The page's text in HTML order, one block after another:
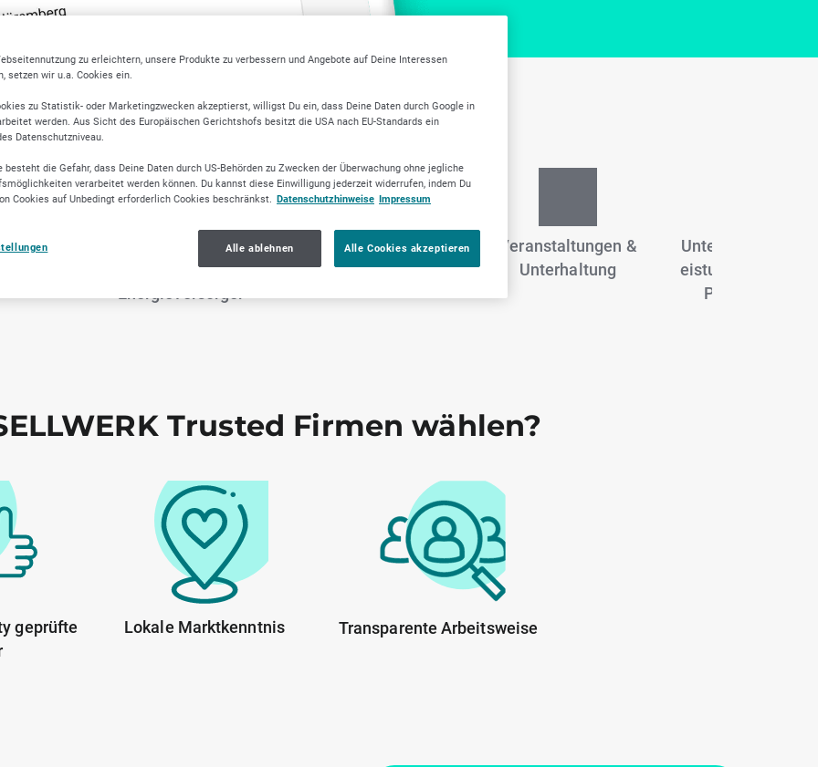
Branchen in Karlsruhe
Versorgungsunterneh
men, Wasser- &
Verarbeitendes
Gewerbe (Non-Food)
Veranstaltungen &
Unterhaltung
eistungen,
Personalwesen
Trusted Firmen wählen?
geprüfte
Lokale Marktkenntnis Transparente Arbeitsweise
zu erleichtern, unsere Produkte zu verbessern und Angebote auf Deine Interessen
setzen wir u.a. Cookies ein.
zu Statistik- oder Marketingzwecken akzeptierst, willigst Du ein, dass Deine Daten durch Google in
werden. Aus Sicht des Europäischen Gerichtshofs besitzt die USA nach EU-Standards ein
Datenschutzniveau.
besteht die Gefahr, dass Deine Daten durch US-Behörden zu Zwecken der Überwachung ohne jegliche
verarbeitet werden können. Du kannst diese Einwilligung jederzeit widerrufen, indem Du
Cookies auf Unbedingt erforderlich Cookies beschränkst. Datenschutzhinweise Impressum
Alle ablehnen Alle Cookies akzeptieren